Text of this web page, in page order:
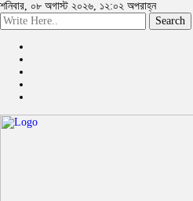
শনিবার, ০৮ অগাস্ট ২০২৬, ১২:০২ অপরাহ্ন
Search